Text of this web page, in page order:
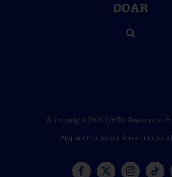
DOAR
© Copyright 2026 LGMD Awareness
Alojamento do site fornecido pela